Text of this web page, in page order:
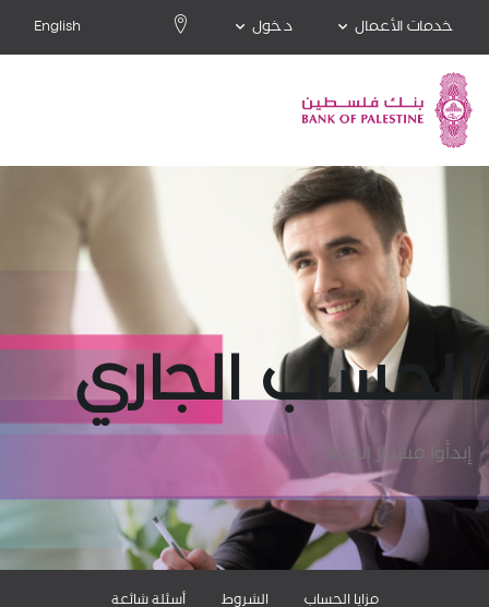
خدمات الأعمال دخول English
الحساب الجاري
إبدأوا مشوار الحياة
مزايا الحساب الشروط أسئلة شائعة